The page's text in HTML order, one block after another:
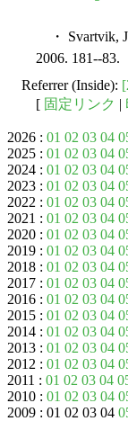
・ Svartvik,
2006. 181--83.
Referrer (Inside):
[ 固定リンク |
2026 : 01 02 03 04
2025 : 01 02 03 04
2024 : 01 02 03 04
2023 : 01 02 03 04
2022 : 01 02 03 04
2021 : 01 02 03 04
2020 : 01 02 03 04
2019 : 01 02 03 04
2018 : 01 02 03 04
2017 : 01 02 03 04
2016 : 01 02 03 04
2015 : 01 02 03 04
2014 : 01 02 03 04
2013 : 01 02 03 04
2012 : 01 02 03 04
2011 : 01 02 03 04
2010 : 01 02 03 04
2009 : 01 02 03 04